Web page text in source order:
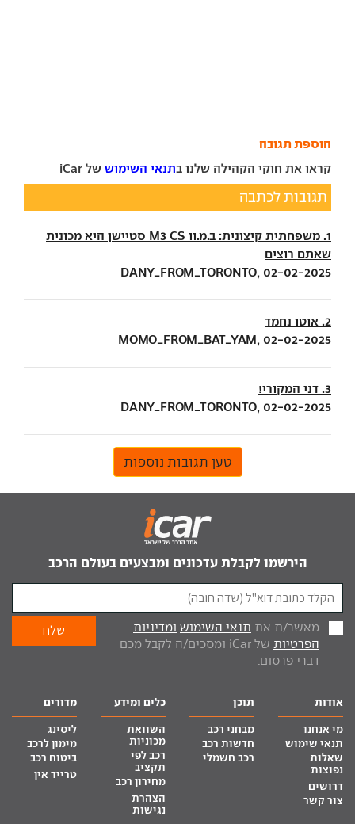
הוספת תגובה
קראו את חוקי הקהילה שלנו בתנאי השימוש של iCar
תגובות לכתבה
1. משפחתית קיצונית: ב.מ.וו M3 CS סטיישן היא מכונית
שאתם רוצים
DANY_FROM_TORONTO, 02-02-2025
2. אוטו נחמד
MOMO_FROM_BAT_YAM, 02-02-2025
3. דני המקורי!
DANY_FROM_TORONTO, 02-02-2025
טען תגובות נוספות
הירשמו לקבלת עדכונים ומבצעים בעולם הרכב
מאשר/ת את תנאי השימוש ומדיניות
הפרטיות
של iCar ומסכים/ה לקבל מכם
דברי פרסום.
אודות
מי אנחנו
תנאי שימוש
שאלות
נפוצות
דרושים
צור קשר
תוכן
מבחני רכב
חדשות רכב
רכב חשמלי
כלים ומידע
השוואת
מכוניות
רכב לפי
תקציב
מחירון רכב
הצהרת
נגישות
מדורים
ליסינג
מימון לרכב
ביטוח רכב
טרייד אין